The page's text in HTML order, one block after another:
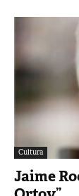
Cultura
Jaime